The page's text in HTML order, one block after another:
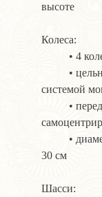
высоте
Колеса:
• 4
•
системой
•
• диаметр
30 см
Шасси: